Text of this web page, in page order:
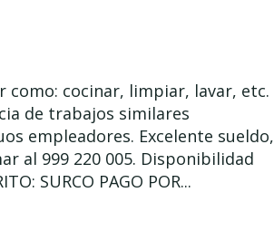
como: cocinar, limpiar, lavar, etc.
de trabajos similares
empleadores. Excelente sueldo,
al 999 220 005. Disponibilidad
SURCO PAGO POR...